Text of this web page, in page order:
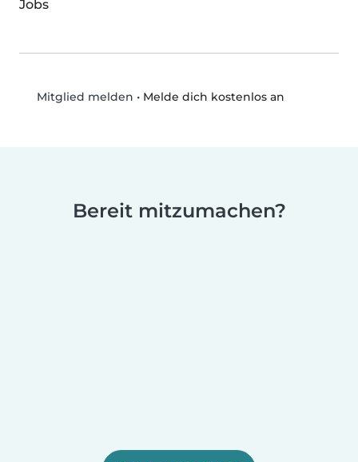
Jobs
Mitglied melden • Melde dich kostenlos an
Bereit mitzumachen?